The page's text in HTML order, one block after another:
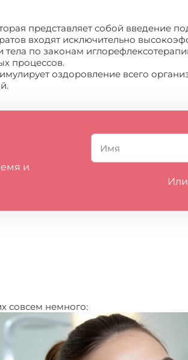
представляет собой введение
входят исключительно
по законам
процессов.
оздоровление всего
и
совсем немного: